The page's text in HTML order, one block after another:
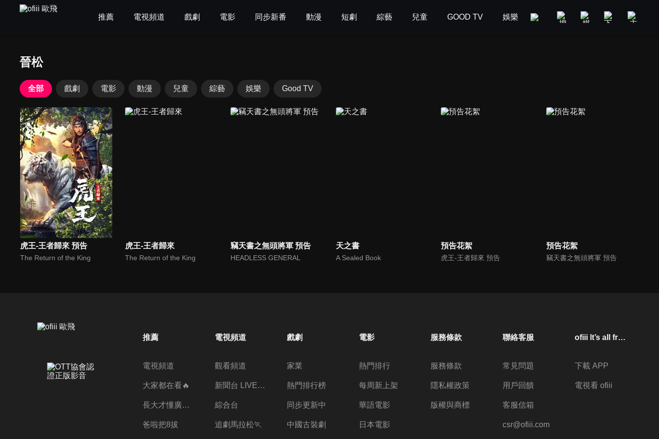
推薦 電視頻道 戲劇 電影 同步新番 動漫 短劇 綜藝 兒童 GOOD TV 娛樂 美食旅遊 新聞政論
晉松
全部 戲劇 電影 動漫 兒童 綜藝 娛樂 Good TV
虎王-王者歸來 預告
The Return of the King
虎王-王者歸來
The Return of the King
竊天書之無頭將軍 預告
HEADLESS GENERAL
天之書
A Sealed Book
預告花絮
虎王-王者歸來 預告
預告花絮
竊天書之無頭將軍 預告
推薦
電視頻道
大家都在看🔥
長大才懂廣志的偉大
爸啦把8拔
電視頻道
觀看頻道
新聞台 LIVE 直播
綜合台
追劇馬拉松🏃
戲劇
家業
熱門排行榜
同步更新中
中國古裝劇
電影
熱門排行
每周新上架
華語電影
日本電影
服務條款
服務條款
隱私權政策
版權與商標
聯絡客服
常見問題
用戶回饋
客服信箱
csr@ofiii.com
ofiii lt’s all free
下載 APP
電視看 ofiii